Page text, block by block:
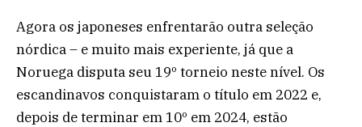
Agora os japoneses enfrentarão outra seleção
nórdica – e muito mais experiente, já que a
Noruega disputa seu 19º torneio neste nível. Os
escandinavos conquistaram o título em 2022 e,
depois de terminar em 10º em 2024, estão